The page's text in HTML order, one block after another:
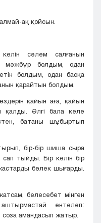
ақ қойсын.
сәлем салғанын
мәжбүр болдым, одан
болдым, одан басқа
қарайтын болдым.
қайын аға, қайын
қалды. Әлгі бала келе
батаны шұбыртып
бір-бір шиша сыра
сап тыйды. Бір келін бір
бөлек шығарды.
белесебет мінген
ентелеп:
амандасып жатыр.